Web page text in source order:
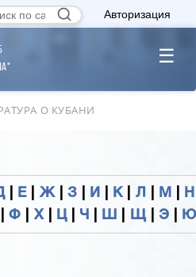
Авторизация
☰
О КУБАНИ
| Е| Ж З И К| Л М Н
|Ф Х Ц| Ч Ш Щ Э Ю